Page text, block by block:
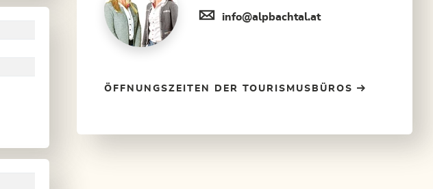
info@alpbachtal.at
ÖFFNUNGSZEITEN DER TOURISMUSBÜROS